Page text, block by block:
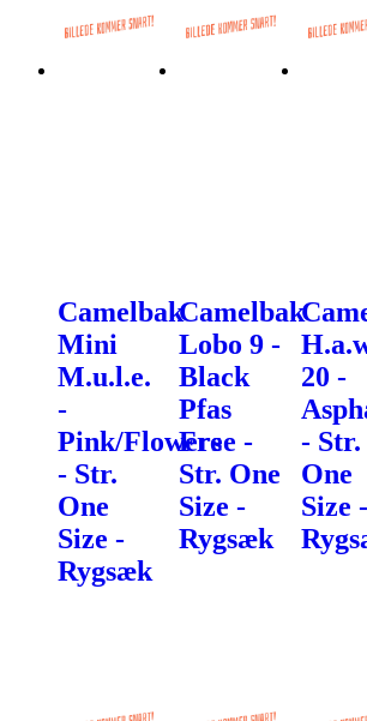
Camelbak
Mini
M.u.l.e.
-
Pink/Flowers
- Str.
One
Size -
Rygsæk
Camelbak
Lobo 9 -
Black
Pfas
Free -
Str. One
Size -
Rygsæk
20 -
- Str.
One
Size -